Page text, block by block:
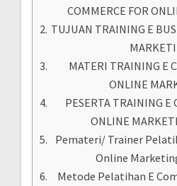
COMMERCE FOR
TUJUAN TRAINING E
MATERI TRAINING E
ONLINE
PESERTA TRAINING E
ONLINE
Pemateri/ Trainer
Online
Metode Pelatihan E